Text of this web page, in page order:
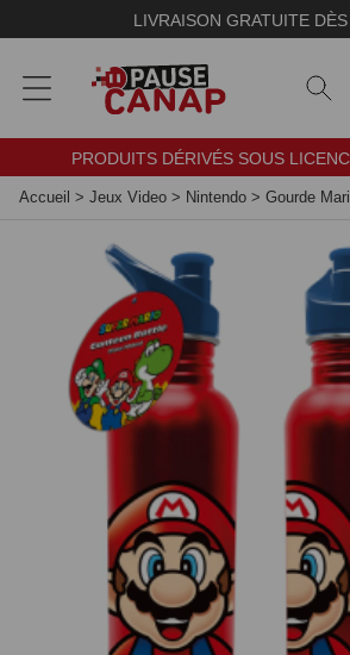
LIVRAISON GRATUITE
PRODUITS DÉRIVÉS SOUS
Accueil > Jeux Video > Nintendo > Gourde
Panneau de gestion des cookies